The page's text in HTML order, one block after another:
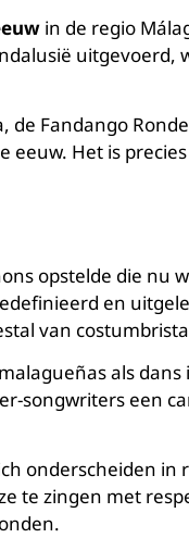
in de regio
de Fandango
eeuw. Het is
opstelde die nu
en
van
als dans
songwriters een
onderscheiden
te zingen met